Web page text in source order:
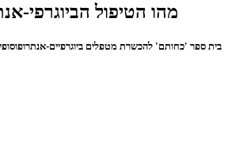
מהו הטיפול הביוגרפי-
בית ספר 'כחותם' להכשרת מטפלים ביוגרפיים-